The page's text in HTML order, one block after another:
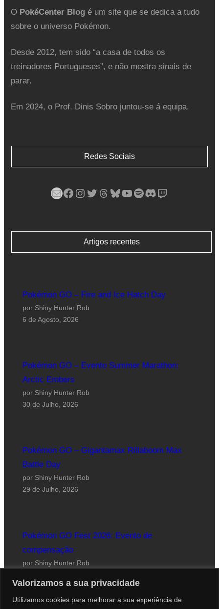
Valorizamos a sua privacidade
Utilizamos cookies para melhorar a sua experiência de
O PokéCenter Blogé um site que se dedica a tudo
sobre o universo Pokémon.
Desde 2012, tem sido “a casa de todos os
treinadores Portugueses”, e não mostra sinais de
parar.
Em 2024, o Prof. Dinis Sobro juntou-se á equipa.
Redes Sociais
Mail Facebook Instagram Twitter Threads Bluesky YouTube Spotify Discord Twitch
Artigos recentes
Pokémon GO – Fire and Ice Hatch Day
por Shiny Hunter Rob
6 de Agosto, 2026
Pokémon GO – Evento Summer Marathon:
Arctic Embers
por Shiny Hunter Rob
30 de Julho, 2026
Pokémon GO – Gigantamax Rillaboom Max
Battle Day
por Shiny Hunter Rob
29 de Julho, 2026
Pokémon GO Fest 2026: Evento de
compensação
por Shiny Hunter Rob